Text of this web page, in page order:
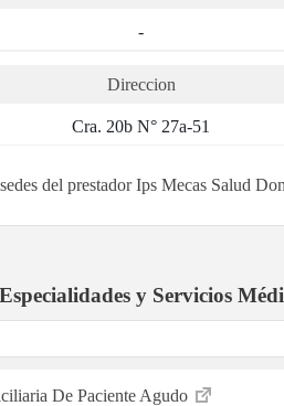
-
Direccion
Cra. 20b N° 27a-51
del prestador Ips Mecas Salud
Especialidades y Servicios
De Paciente Agudo